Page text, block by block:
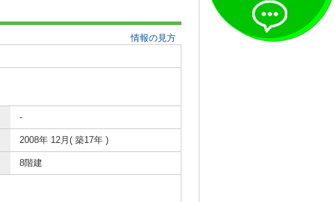
情報の見方
-
2008年 12月( 築17年 )
8階建